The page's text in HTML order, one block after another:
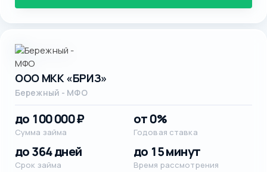
ООО МКК «БРИЗ»
Бережный - МФО
до 100 000 ₽
Сумма займа
от 0%
Годовая ставка
до 364 дней
Срок займа
до 15 минут
Время рассмотрения